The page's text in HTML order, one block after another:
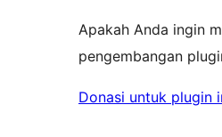
Apakah Anda ingin
pengembangan
Donasi untuk plugin